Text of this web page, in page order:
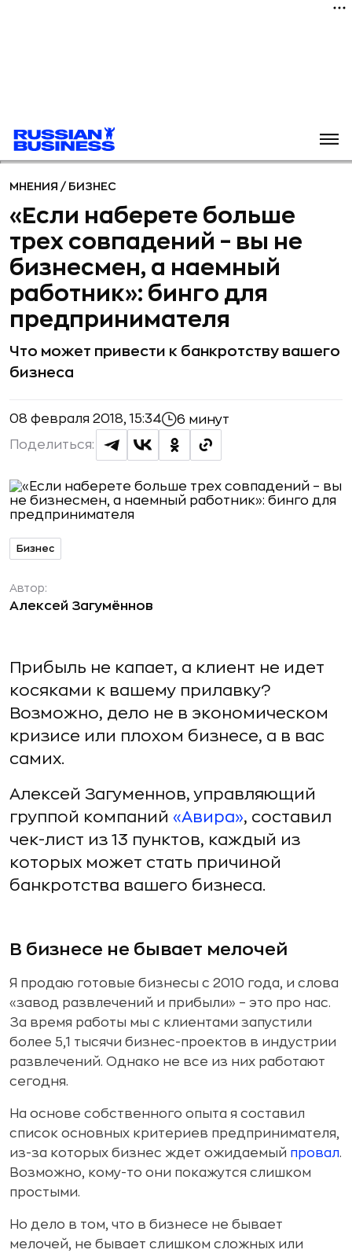
МНЕНИЯ / БИЗНЕС
«Если наберете больше
трех совпадений – вы не
бизнесмен, а наемный
работник»: бинго для
предпринимателя
Что может привести к банкротству вашего
бизнеса
08 февраля 2018, 15:34 6 минут
Поделиться:
Бизнес
Автор:
Алексей Загумённов
Прибыль не капает, а клиент не идет
косяками к вашему прилавку?
Возможно, дело не в экономическом
кризисе или плохом бизнесе, а в вас
самих.
Алексей Загуменнов, управляющий
группой компаний «Авира», составил
чек-лист из 13 пунктов, каждый из
которых может стать причиной
банкротства вашего бизнеса.
В бизнесе не бывает мелочей
Я продаю готовые бизнесы с 2010 года, и слова
«завод развлечений и прибыли» – это про нас.
За время работы мы с клиентами запустили
более 5,1 тысячи бизнес-проектов в индустрии
развлечений. Однако не все из них работают
сегодня.
На основе собственного опыта я составил
список основных критериев предпринимателя,
из-за которых бизнес ждет ожидаемый провал.
Возможно, кому-то они покажутся слишком
простыми.
Но дело в том, что в бизнесе не бывает
мелочей, не бывает слишком сложных или